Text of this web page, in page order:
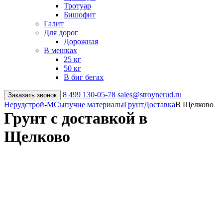
Тротуар
Бишофит
Галит
Для дорог
Дорожная
В мешках
25 кг
50 кг
В биг бегах
Заказать звонок 8 499 130-05-78 sales@stroynerud.ru
Нерудстрой-МСыпучие материалыГрунтДоставкаВ Щелково
Грунт с доставкой в
Щелково